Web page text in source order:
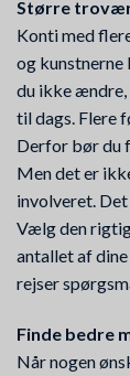
Større
Konti med
og
du ikke ændre,
til dags. Flere
Derfor bør du
Men det er
involveret.
Vælg den
antallet af
rejser
Finde bedre
Når nogen